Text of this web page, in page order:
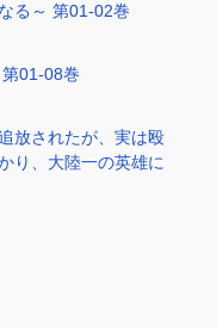
る～ 第01-02巻
01-08巻
放されたが、実は殴
り、大陸一の英雄に